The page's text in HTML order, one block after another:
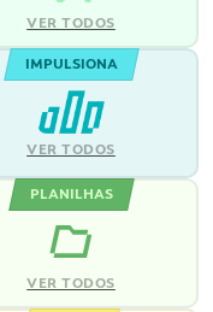
VER TODOS
IMPULSIONA
VER TODOS
PLANILHAS
VER TODOS